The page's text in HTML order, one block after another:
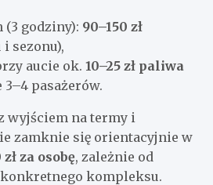
(3 godziny): 90–150 zł
sezonu),
aucie ok. 10–25 zł paliwa
3–4 pasażerów.
wyjściem na termy i
zamknie się orientacyjnie w
za osobę, zależnie od
kompleksu.